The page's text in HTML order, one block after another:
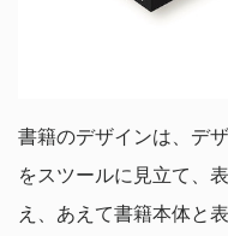
書籍のデザインは、デ
をスツールに見立て、
え、あえて書籍本体と